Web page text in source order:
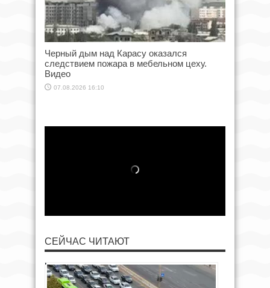
Черный дым над Карасу оказался
следствием пожара в мебельном цеху.
Видео
07.08.2026 16:10
СЕЙЧАС ЧИТАЮТ